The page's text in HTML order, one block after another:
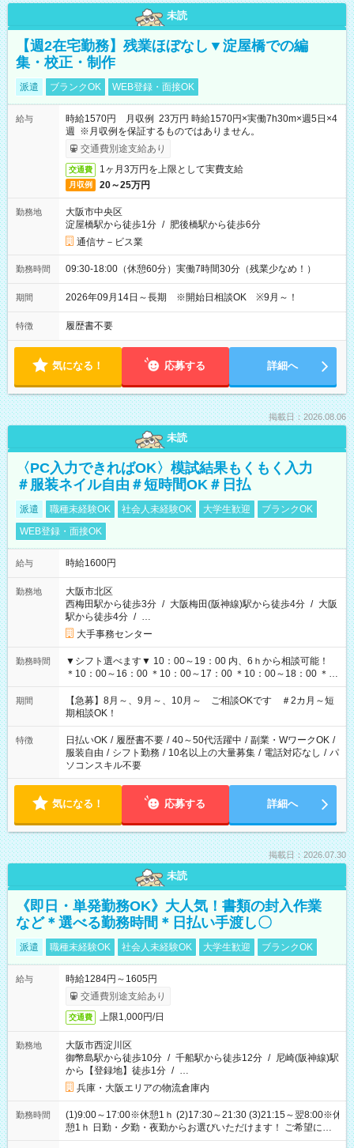
未読
【週2在宅勤務】残業ほぼなし▼淀屋橋での編
集・校正・制作
派遣 ブランクOK WEB登録・面接OK
給与
時給1570円 月収例 23万円 時給1570円×実働7h30m×週5日×4
週 ※月収例を保証するものではありません。
交通費別途支給あり
交通費 1ヶ月3万円を上限として実費支給
月収例 20～25万円
勤務地
大阪市中央区
淀屋橋駅から徒歩1分 / 肥後橋駅から徒歩6分
通信サ－ビス業
勤務時間 09:30-18:00（休憩60分）実働7時間30分（残業少なめ！）
期間 2026年09月14日～長期 ※開始日相談OK ※9月～！
特徴 履歴書不要
気になる！ 応募する 詳細へ
掲載日：2026.08.06
未読
〈PC入力できればOK〉模試結果もくもく入力
＃服装ネイル自由＃短時間OK＃日払
派遣 職種未経験OK 社会人未経験OK 大学生歓迎
ブランクOK
WEB登録・面接OK
給与 時給1600円
勤務地
大阪市北区
西梅田駅から徒歩3分 / 大阪梅田(阪神線)駅から徒歩4分 / 大阪
駅から徒歩4分 / …
大手事務センター
勤務時間
▼シフト選べます▼ 10：00～19：00 内、6ｈから相談可能！
＊10：00～16：00 ＊10：00～17：00 ＊10：00～18：00 ＊
11：00～19：00 ＊12：00～19：00 ＊13：00～19：00
期間
【急募】8月～、9月～、10月～ ご相談OKです ＃2カ月～短
期相談OK！
特徴 日払いOK / 履歴書不要 / 40～50代活躍中 / 副業・WワークOK /
服装自由 / シフト勤務 / 10名以上の大量募集 / 電話対応なし / パ
ソコンスキル不要
気になる！ 応募する 詳細へ
掲載日：2026.07.30
未読
《即日・単発勤務OK》大人気！書類の封入作業
など＊選べる勤務時間＊日払い手渡し〇
派遣 職種未経験OK 社会人未経験OK 大学生歓迎 ブランクOK
給与
時給1284円～1605円
交通費別途支給あり
交通費 上限1,000円/日
勤務地
大阪市西淀川区
御幣島駅から徒歩10分 / 千船駅から徒歩12分 / 尼崎(阪神線)駅
から【登録地】徒歩1分 / …
兵庫・大阪エリアの物流倉庫内
勤務時間
(1)9:00～17:00※休憩1ｈ (2)17:30～21:30 (3)21:15～翌8:00※休
憩1ｈ 日勤・夕勤・夜勤からお選びいただけます！ ご希望に合
わせて働けるお仕事です(*^^*) 【その他選べる勤務時間】 8-17